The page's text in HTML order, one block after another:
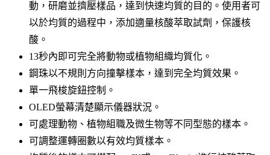
動，研磨並擠壓樣品，達到快速均質的目的。使用者可
以於均質的過程中，添加適量核酸萃取試劑，保護核
酸。
13秒內即可完全將動物或植物組織均質化。
鋼珠以不規則方向撞擊樣本，達到完全均質效果。
單一飛梭旋鈕控制。
OLED螢幕清楚顯示儀器狀況。
可處理動物、植物組職及微生物等不同型態的樣本。
可調整運轉圈數以有效均質樣本。